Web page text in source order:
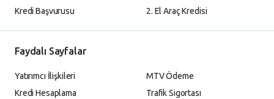
Kredi Başvurusu
2. El Araç Kredisi
Faydalı Sayfalar
Yatırımcı İlişkileri
Kredi Hesaplama
MTV Ödeme
Trafik Sigortası